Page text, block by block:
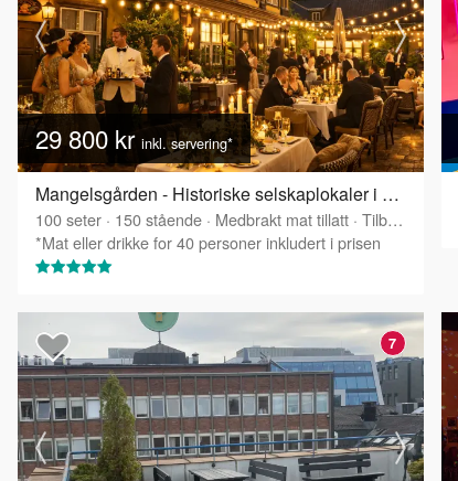
29 800 kr inkl. servering*
Mangelsgården - Historiske selskaplokaler i Oslo sentrum
100seter · 150stående · Medbrakt mat tillatt · Tilbyr servering
*Mat eller drikke for 40 personer inkludert i prisen
7